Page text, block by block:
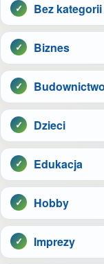
Bez kategorii
Biznes
Budownictwo
Dzieci
Edukacja
Hobby
Imprezy